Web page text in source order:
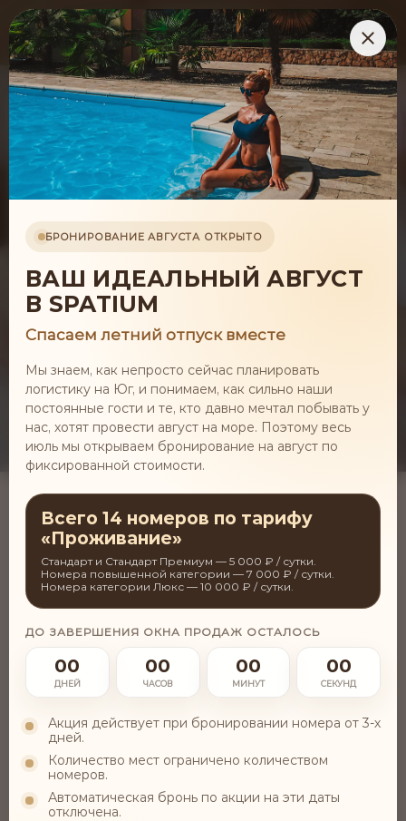
БРОНИРОВАНИЕ АВГУСТА ОТКРЫТО
ВАШ ИДЕАЛЬНЫЙ АВГУСТ
В SPATIUM
Спасаем летний отпуск вместе
Мы знаем, как непросто сейчас планировать
логистику на Юг, и понимаем, как сильно наши
постоянные гости и те, кто давно мечтал побывать у
нас, хотят провести август на море. Поэтому весь
июль мы открываем бронирование на август по
фиксированной стоимости.
Всего 14 номеров по тарифу
«Проживание»
Стандарт и Стандарт Премиум — 5 000 ₽ / сутки.
Номера повышенной категории — 7 000 ₽ / сутки.
Номера категории Люкс — 10 000 ₽ / сутки.
ДО ЗАВЕРШЕНИЯ ОКНА ПРОДАЖ ОСТАЛОСЬ
00
ДНЕЙ
00
ЧАСОВ
00
МИНУТ
00
СЕКУНД
Акция действует при бронировании номера от 3-х
дней.
Количество мест ограничено количеством
номеров.
Автоматическая бронь по акции на эти даты
отключена.
БЕЗИНЪЕКЦИОННАЯ
МЕЗОТЕРАПИЯ
Забронировать
Главная Процедуры Косметология
БЕЗИНЪЕКЦИОННАЯ
МЕЗОТЕРАПИЯ
ОПИСАНИЕ ПРОЦЕДУРЫ
Выбрать программу